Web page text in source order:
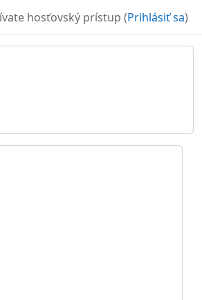
hosťovský prístup (Prihlásiť sa)